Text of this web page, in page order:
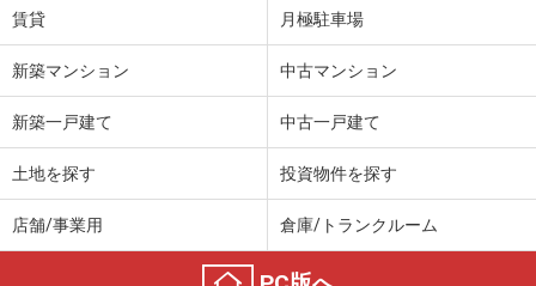
賃貸 月極駐車場
新築マンション 中古マンション
新築一戸建て 中古一戸建て
土地を探す 投資物件を探す
店舗/事業用 倉庫/トランクルーム